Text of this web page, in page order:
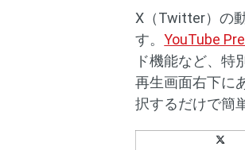
X（Twitter）の
す。YouTube
ド機能など、特
再生画面右下に
択するだけで簡